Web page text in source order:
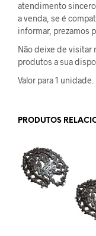
atendimento
a venda, se é
informar, prezamos
Não deixe de visitar
produtos a sua
Valor para 1 unidade.
PRODUTOS